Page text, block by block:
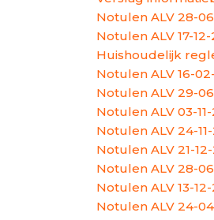
Notulen ALV 28-
Notulen ALV 17-12-
Huishoudelijk
Notulen ALV 16-
Notulen ALV 29-
Notulen ALV 03-11-
Notulen ALV 24-
Notulen ALV 21-
Notulen ALV 28-
Notulen ALV 13-
Notulen ALV 24-